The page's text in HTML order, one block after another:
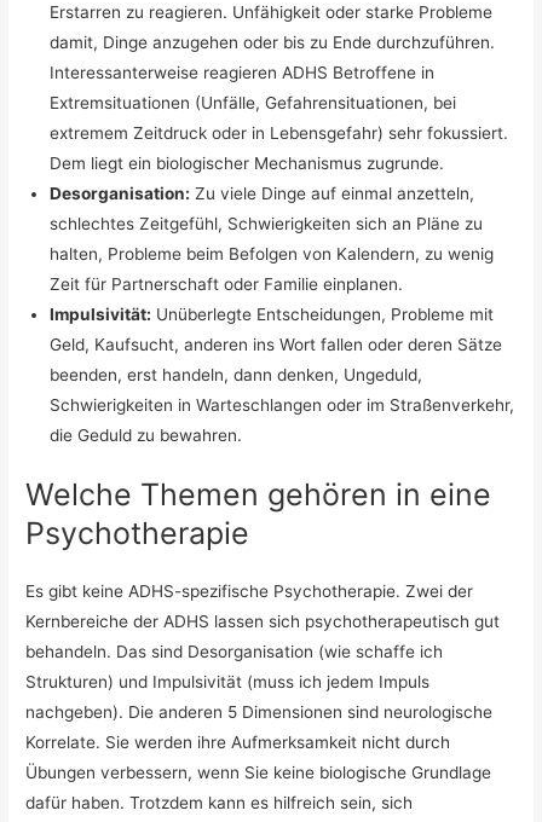
Erstarren zu reagieren. Unfähigkeit oder starke Probleme
damit, Dinge anzugehen oder bis zu Ende durchzuführen.
Interessanterweise reagieren ADHS Betroffene in
Extremsituationen (Unfälle, Gefahrensituationen, bei
extremem Zeitdruck oder in Lebensgefahr) sehr fokussiert.
Dem liegt ein biologischer Mechanismus zugrunde.
Desorganisation: Zu viele Dinge auf einmal anzetteln,
schlechtes Zeitgefühl, Schwierigkeiten sich an Pläne zu
halten, Probleme beim Befolgen von Kalendern, zu wenig
Zeit für Partnerschaft oder Familie einplanen.
Impulsivität: Unüberlegte Entscheidungen, Probleme mit
Geld, Kaufsucht, anderen ins Wort fallen oder deren Sätze
beenden, erst handeln, dann denken, Ungeduld,
Schwierigkeiten in Warteschlangen oder im Straßenverkehr,
die Geduld zu bewahren.
Welche Themen gehören in eine
Psychotherapie
Es gibt keine ADHS-spezifische Psychotherapie. Zwei der
Kernbereiche der ADHS lassen sich psychotherapeutisch gut
behandeln. Das sind Desorganisation (wie schaffe ich
Strukturen) und Impulsivität (muss ich jedem Impuls
nachgeben). Die anderen 5 Dimensionen sind neurologische
Korrelate. Sie werden ihre Aufmerksamkeit nicht durch
Übungen verbessern, wenn Sie keine biologische Grundlage
dafür haben. Trotzdem kann es hilfreich sein, sich